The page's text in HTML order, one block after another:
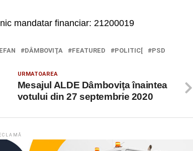
mandatar financiar: 21200019
DÂMBOVIŢA FEATURED POLITIC[ PSD
URMATOAREA
Mesajul ALDE Dâmboviţa înaintea
votului din 27 septembrie 2020